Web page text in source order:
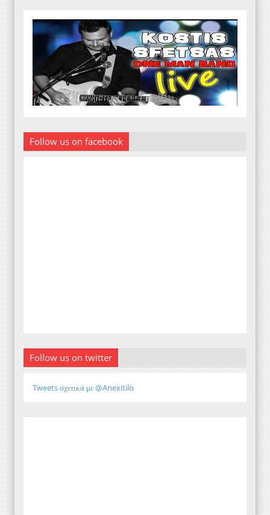
Follow us on facebook
Follow us on twitter
Tweets σχετικά με @Anexitilo